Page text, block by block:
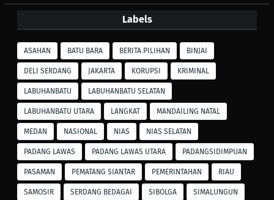
Labels
ASAHAN BATU BARA BERITA PILIHAN BINJAI
DELI SERDANG JAKARTA KORUPSI KRIMINAL
LABUHANBATU LABUHANBATU SELATAN
LABUHANBATU UTARA LANGKAT MANDAILING NATAL
MEDAN NASIONAL NIAS NIAS SELATAN
PADANG LAWAS PADANG LAWAS UTARA PADANGSIDIMPUAN
PASAMAN PEMATANG SIANTAR PEMERINTAHAN RIAU
SAMOSIR SERDANG BEDAGAI SIBOLGA SIMALUNGUN